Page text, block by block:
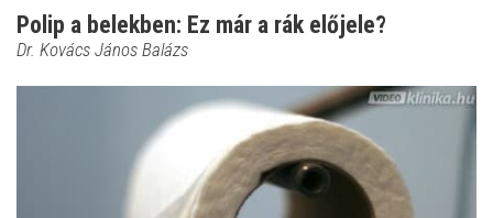
Polip a belekben: Ez már a rák előjele?
Dr. Kovács János Balázs